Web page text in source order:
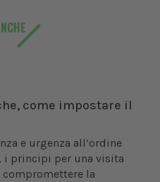
come impostare il
e urgenza all’ordine
principi per una visita
compromettere la